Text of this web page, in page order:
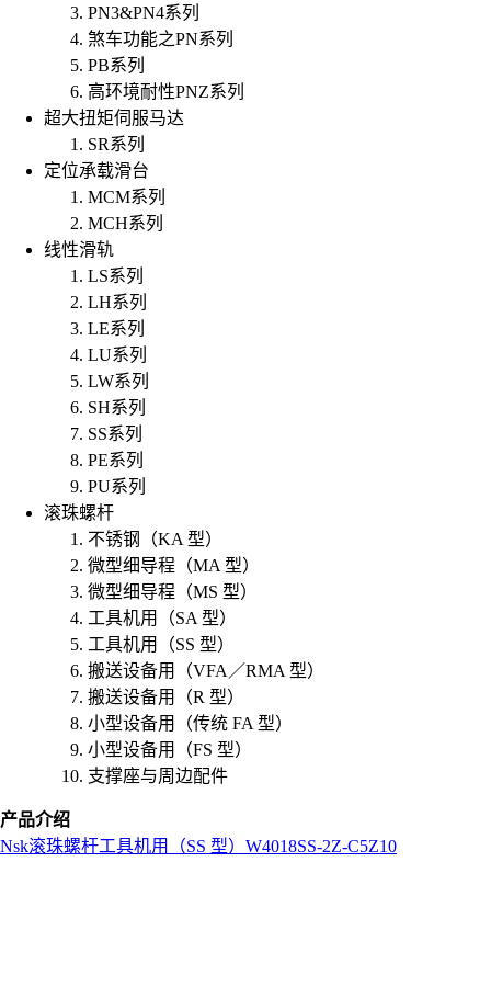
PN3&PN4系列
煞车功能之PN系列
PB系列
高环境耐性PNZ系列
超大扭矩伺服马达
SR系列
定位承载滑台
MCM系列
MCH系列
线性滑轨
LS系列
LH系列
LE系列
LU系列
LW系列
SH系列
SS系列
PE系列
PU系列
滚珠螺杆
不锈钢（KA 型）
微型细导程（MA 型）
微型细导程（MS 型）
工具机用（SA 型）
工具机用（SS 型）
搬送设备用（VFA／RMA 型）
搬送设备用（R 型）
小型设备用（传统 FA 型）
小型设备用（FS 型）
支撑座与周边配件
产品介绍
Nsk滚珠螺杆工具机用（SS 型） W4018SS-2Z-C5Z10